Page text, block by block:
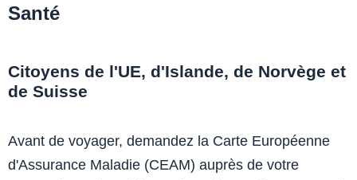
Santé
Citoyens de l'UE, d'Islande, de Norvège et
de Suisse
Avant de voyager, demandez la Carte Européenne
d'Assurance Maladie (CEAM) auprès de votre